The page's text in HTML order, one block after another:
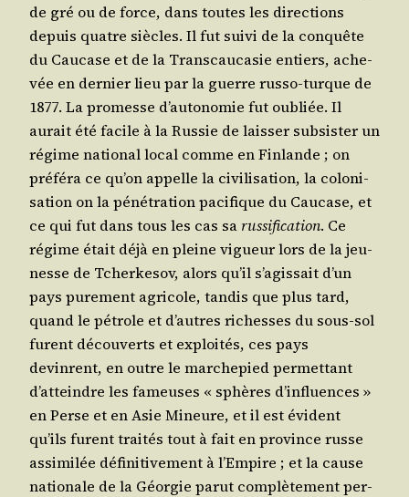
de gré ou de force, dans toutes les direc­tions
depuis quatre siècles. Il fut sui­vi de la conquête
du Cau­case et de la Trans­cau­ca­sie entiers, ache­
vée en der­nier lieu par la guerre rus­so-turque de
1877. La pro­messe d’au­to­no­mie fut oubliée. Il
aurait été facile à la Rus­sie de lais­ser sub­sis­ter un
régime natio­nal local comme en Fin­lande ; on
pré­fé­ra ce qu’on appelle la civi­li­sa­tion, la colo­ni­
sa­tion on la péné­tra­tion paci­fique du Cau­case, et
ce qui fut dans tous les cas sa rus­si­fi­ca­tion. Ce
régime était déjà en pleine vigueur lors de la jeu­
nesse de Tcher­ke­sov, alors qu’il s’a­gis­sait d’un
pays pure­ment agri­cole, tan­dis que plus tard,
quand le pétrole et d’autres richesses du sous-sol
furent décou­verts et exploi­tés, ces pays
devinrent, en outre le mar­che­pied per­met­tant
d’at­teindre les fameuses « sphères d’in­fluences »
en Perse et en Asie Mineure, et il est évident
qu’ils furent trai­tés tout à fait en pro­vince russe
assi­mi­lée défi­ni­ti­ve­ment à l’Em­pire ; et la cause
natio­nale de la Géor­gie parut com­plè­te­ment per­